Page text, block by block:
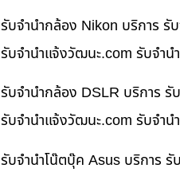
รับจำนำกล้อง Nikon บริการ รั
รับจํานําแจ้งวัฒนะ.com รับจำน
รับจำนำกล้อง DSLR บริการ รั
รับจํานําแจ้งวัฒนะ.com รับจำน
รับจำนำโน๊ตบุ๊ค Asus บริการ รั